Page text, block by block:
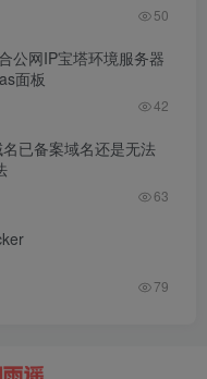
50
公网IP宝塔环境服务器
面板
42
已备案域名还是无法
63
79